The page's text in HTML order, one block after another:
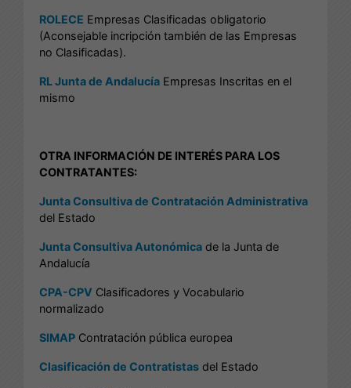
ROLECE Empresas Clasificadas obligatorio
(Aconsejable incripción también de las Empresas
no Clasificadas).
RL Junta de Andalucía Empresas Inscritas en el
mismo
OTRA INFORMACIÓN DE INTERÉS PARA LOS
CONTRATANTES:
Junta Consultiva de Contratación Administrativa
del Estado
Junta Consultiva Autonómica de la Junta de
Andalucía
CPA-CPV Clasificadores y Vocabulario
normalizado
SIMAP Contratación pública europea
Clasificación de Contratistas del Estado